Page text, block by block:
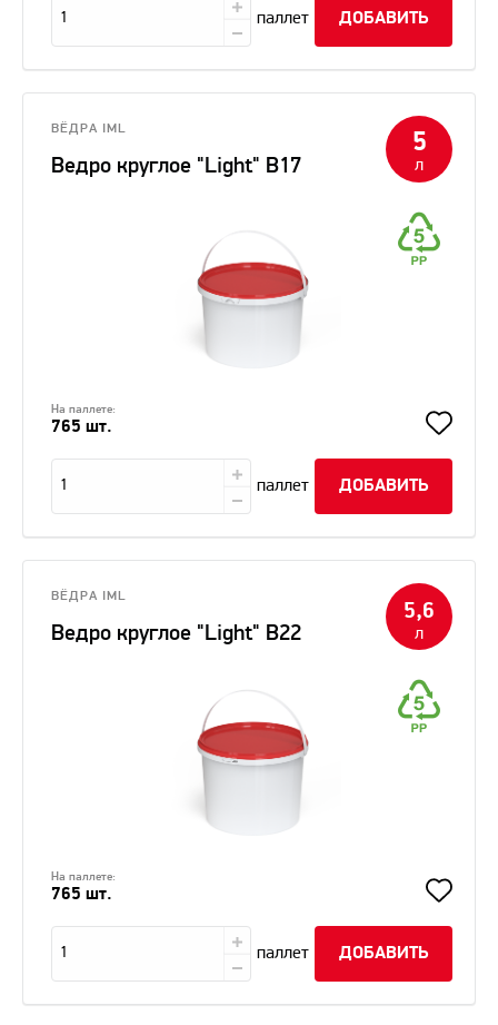
паллет ДОБАВИТЬ
5
л
ВЁДРА IML
Ведро круглое "Light" В17
На паллете:
765 шт.
паллет ДОБАВИТЬ
5,6
л
ВЁДРА IML
Ведро круглое "Light" В22
На паллете:
765 шт.
паллет ДОБАВИТЬ